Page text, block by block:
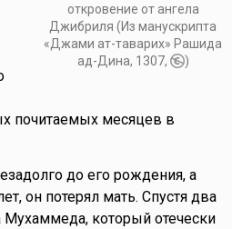
откровение от ангела
Джибриля (Из манускрипта
«Джами ат-таварих» Рашида
ад-Дина, 1307,
)
почитаемых месяцев в
до его рождения, а
он потерял мать. Спустя два
Мухаммеда, который отечески